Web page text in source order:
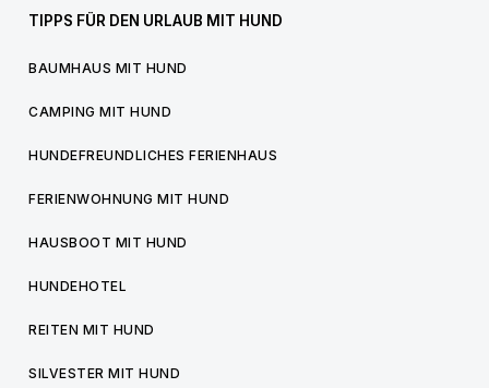
TIPPS FÜR DEN URLAUB MIT HUND
BAUMHAUS MIT HUND
CAMPING MIT HUND
HUNDEFREUNDLICHES FERIENHAUS
FERIENWOHNUNG MIT HUND
HAUSBOOT MIT HUND
HUNDEHOTEL
REITEN MIT HUND
SILVESTER MIT HUND